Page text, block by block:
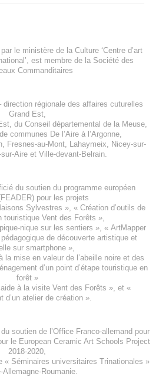
le ministère de la Culture ‘Centre d’art
est membre de la Société des
Commanditaires
direction régionale des affaires cuturelles
Grand Est,
, du Conseil départemental de la Meuse,
communes De l’Aire à l’Argonne,
, Fresnes-au-Mont, Lahaymeix, Nicey-sur-
Aireet Ville-devant-Belrain.
du soutien du programme européen
pour les projets
Sylvestres », « Création d’outils de
touristique Vent des Forêts »,
nique sur les sentiers », « ArtMapper
de découverte artistique et
sur smartphone »,
la mise en valeur de l’abeille noire et des
d’un point d’étape touristique en
forêt»
à la visite Vent des Forêts », et «
d’un atelier de création».
soutien de l’Office Franco-allemand pour
leEuropean Ceramic Art Schools Project
2018-2020,
« Séminaires universitaires Trinationales »
Allemagne-Roumanie.